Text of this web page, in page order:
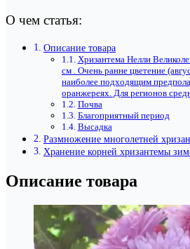
О чем статья:
Описание товара
Хризантема Нелли
см . Очень ранне цветение
наиболее подходящим
оранжереях. Для регионов
Почва
Благоприятный период
Высадка
Размножение многолетней
Хранение корней хризантемы
Описание товара